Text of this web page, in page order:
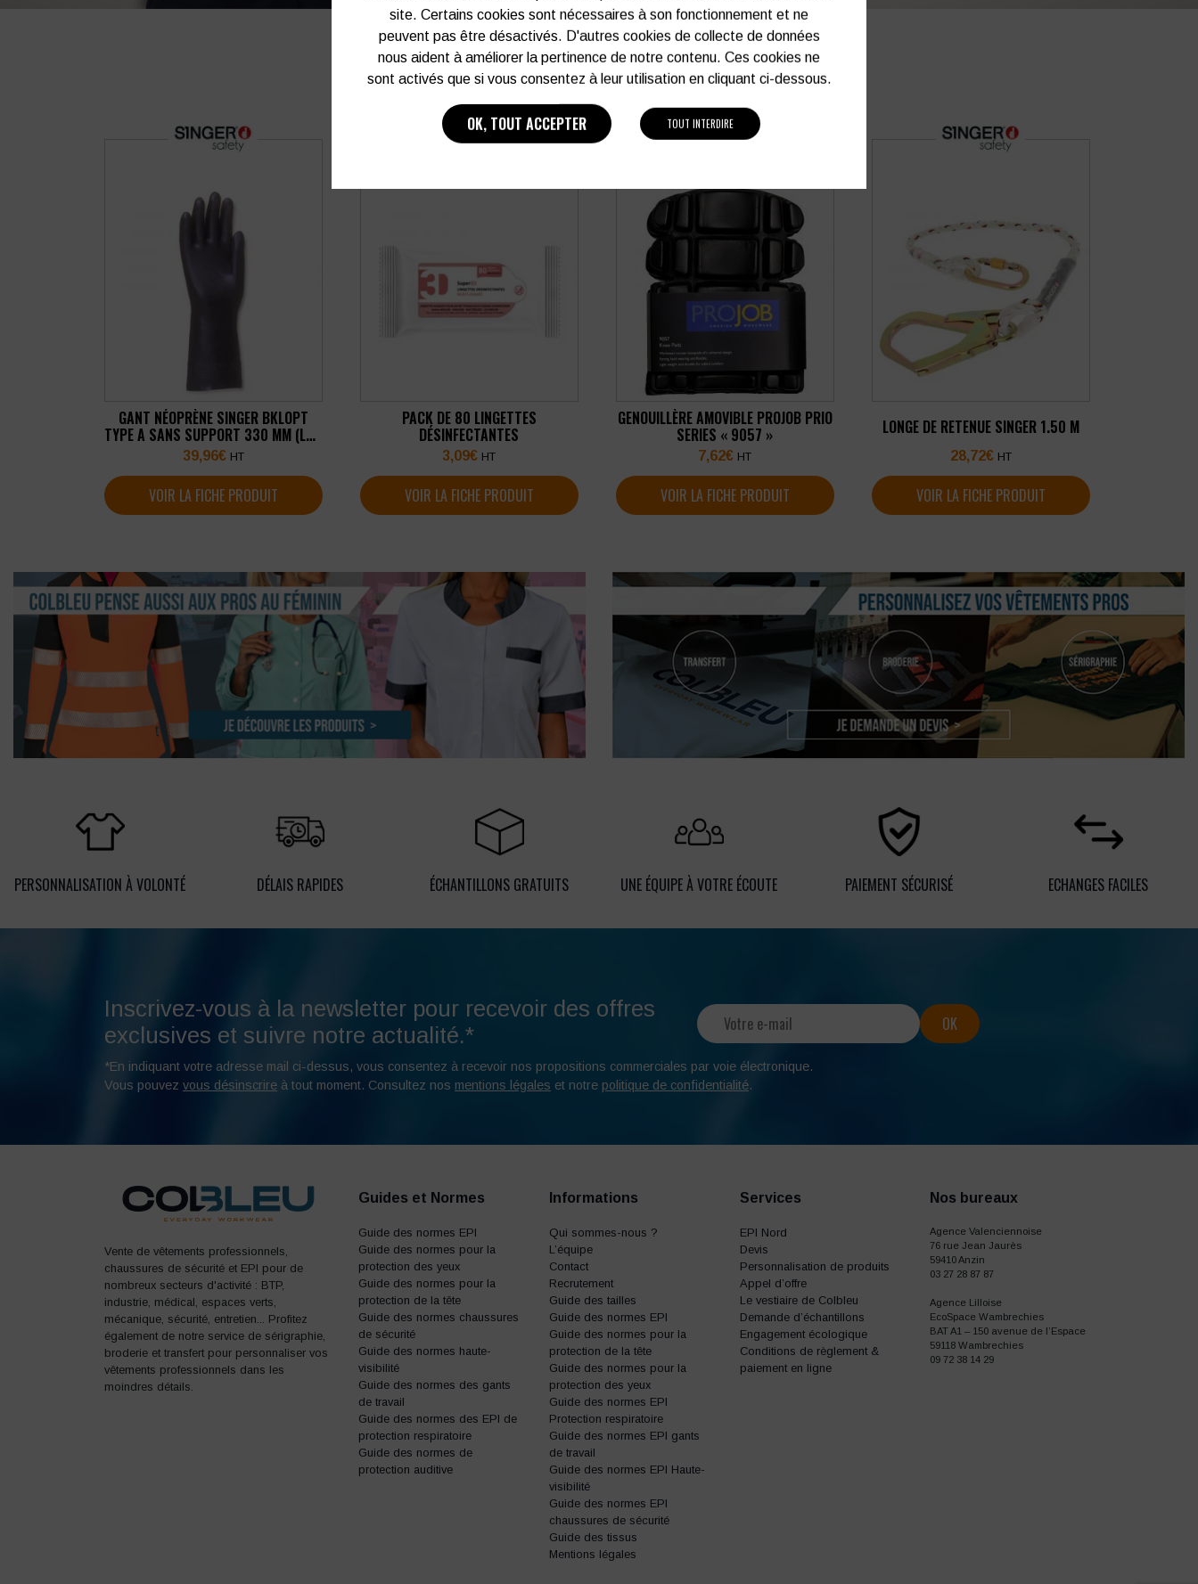
PRODUITS SIMILAIRES
GANT NÉOPRÈNE SINGER BKLOPT
TYPE A SANS SUPPORT 330 MM (LOT
DE 10 PAIRES)
39,96€ HT
VOIR LA FICHE PRODUIT
PACK DE 80 LINGETTES
DÉSINFECTANTES
3,09€ HT
VOIR LA FICHE PRODUIT
GENOUILLÈRE AMOVIBLE PROJOB PRIO
SERIES « 9057 »
7,62€ HT
VOIR LA FICHE PRODUIT
LONGE DE RETENUE SINGER 1.50 M
28,72€ HT
VOIR LA FICHE PRODUIT
PERSONNALISATION À VOLONTÉ DÉLAIS RAPIDES ÉCHANTILLONS GRATUITS UNE ÉQUIPE À VOTRE ÉCOUTE PAIEMENT SÉCURISÉ ECHANGES FACILES
Inscrivez-vous à la newsletter pour recevoir des offres
exclusives et suivre notre actualité.*
*En indiquant votre adresse mail ci-dessus, vous consentez à recevoir nos propositions commerciales par voie électronique.
Vous pouvez vous désinscrire à tout moment. Consultez nos mentions légales et notre politique de confidentialité.
Vente de vêtements professionnels,
chaussures de sécurité et EPI pour de
nombreux secteurs d'activité : BTP,
industrie, médical, espaces verts,
mécanique, sécurité, entretien... Profitez
également de notre service de sérigraphie,
broderie et transfert pour personnaliser vos
vêtements professionnels dans les
moindres détails.
Guides et Normes
Guide des normes EPI
Guide des normes pour la
protection des yeux
Guide des normes pour la
protection de la tête
Guide des normes chaussures
de sécurité
Guide des normes haute-
visibilité
Guide des normes des gants
de travail
Guide des normes des EPI de
protection respiratoire
Guide des normes de
protection auditive
Informations
Qui sommes-nous ?
L’équipe
Contact
Recrutement
Guide des tailles
Guide des normes EPI
Guide des normes pour la
protection de la tête
Guide des normes pour la
protection des yeux
Guide des normes EPI
Protection respiratoire
Guide des normes EPI gants
de travail
Guide des normes EPI Haute-
visibilité
Guide des normes EPI
chaussures de sécurité
Guide des tissus
Mentions légales
Services
EPI Nord
Devis
Personnalisation de produits
Appel d’offre
Le vestiaire de Colbleu
Demande d’échantillons
Engagement écologique
Conditions de règlement &
paiement en ligne
Nos bureaux
Agence Valenciennoise
76 rue Jean Jaurès
59410 Anzin
03 27 28 87 87
Agence Lilloise
EcoSpace Wambrechies
BAT A1 – 150 avenue de l’Espace
59118 Wambrechies
09 72 38 14 29
site. Certains cookies sont nécessaires à son fonctionnement et ne
peuvent pas être désactivés. D'autres cookies de collecte de données
nous aident à améliorer la pertinence de notre contenu. Ces cookies ne
sont activés que si vous consentez à leur utilisation en cliquant ci-dessous.
OK, TOUT ACCEPTER TOUT INTERDIRE